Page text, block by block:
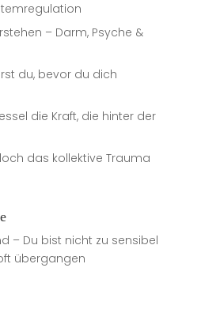
– Darm, Psyche &
du, bevor du dich
die Kraft, die hinter der
das kollektive Trauma
– Du bist nicht zu sensibel
übergangen